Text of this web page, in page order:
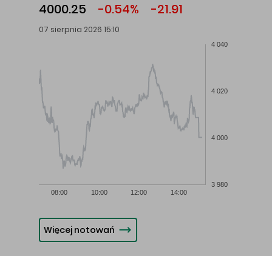
4000.25 -0.54% -21.91
07 sierpnia 2026 15:10
08:00 10:00 12:00 14:00
3 980
4 000
4 020
4 040
Więcej notowań